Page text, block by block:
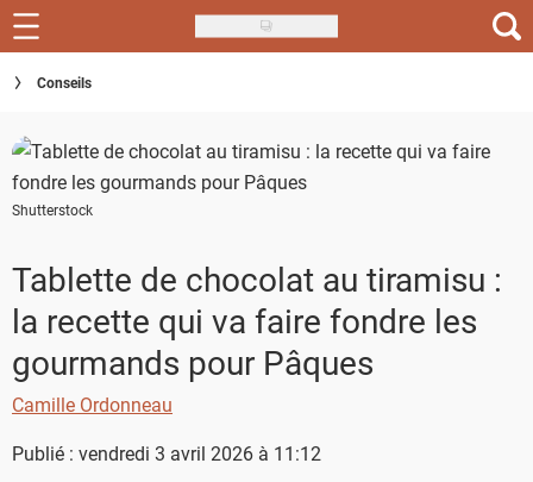
Skip
to
main
Recettes
Inspirations
Conseils
Actus
Téléchargez l'app Saveurs Recettes
Guide d'achat
Conseils
Shutterstock
Tablette de chocolat au tiramisu :
la recette qui va faire fondre les
gourmands pour Pâques
Camille Ordonneau
Publié : vendredi 3 avril 2026 à 11:12